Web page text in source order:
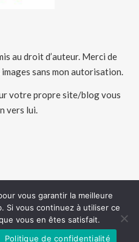
au droit d’auteur. Merci de
sans mon autorisation.
votre propre site/blog vous
vers lui.
vous garantir la meilleure
Si vous continuez à utiliser ce
vous en êtes satisfait.
Politique de confidentialité